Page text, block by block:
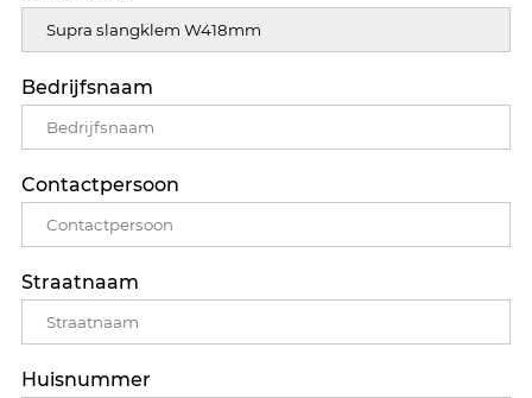
Bedrijfsnaam
Contactpersoon
Straatnaam
Huisnummer